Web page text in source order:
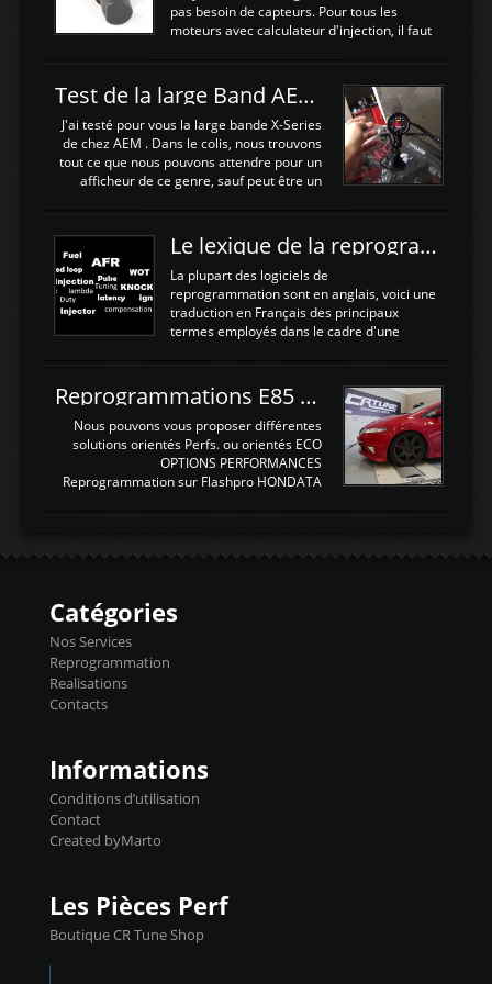
remplacement de la segmentation, ainsi
que la pompe à huile, Joint de culasse HKS,
paire d'arbres a cames HKS est ajoutée
ainsi qu'un turbo GARETT ...
pas besoin de capteurs. Pour tous les
moteurs avec calculateur d'injection, il faut
vilbrequin, Papillon, pedale.Les capteurs de
température; Eau, huile, échappement, air
d'admissionDébimetre (air)Les capteurs de
pression; suralimentation, essence, huile,
Capteurs de vitesse (boite ou roues) Les
Capteurs de position. Les capteurs de
électronique. C'est avec ces ...
Test de la large Band AEM X-Series 30-0300
J'ai testé pour vous la large bande X-Series
de chez AEM . Dans le colis, nous trouvons
tout ce que nous pouvons attendre pour un
afficheur de ce genre, sauf peut être un
https://www.youtube.com/embed/KAVwZKm-
JiU Au Déballage nous trouvons , l'afficheur
très fin et très léger , le faisceau de câbles
pour alimenter la sonde , le cable pour la
sonde AFR et bien sur la sonde. Elle est
d'utilisation très simple , 2 boutons en
fonctions ...
Le lexique de la reprogrammation Moteur
La plupart des logiciels de
reprogrammation sont en anglais, voici une
traduction en Français des principaux
termes employés dans le cadre d'une
N'hésitez pas à commenter si un terme
vous semble mal traduit ou manquant, au
plaisir de lire votre retour sur cet article
NOMTERME
COMPLETTRADUCTIONVALEURS
ATTENDUESIATIntake air
d'admissiontemp ex. pour atmo -30- 80°C
temperaturetemperature ldr moteurtemp
Reprogrammations E85 et SP98 pour Civic Type R FN2
Nous pouvons vous proposer différentes
solutions orientés Perfs. ou orientés ECO
OPTIONS PERFORMANCES
Reprogrammation sur Flashpro HONDATA
Injecteurs + Flashpro 1370€ TTC Le
précise et performante. Vous pourrez
basculer de la carto sans plomb à Ethanol à
l'aide du flashpro OPTION ECONOMIQUES
Reprog SP 98 sur le calculateur d'origine
450€ TTC Un gain d'environ 10cv et 15nm
Catégories
Nos Services
Reprogrammation
Realisations
Contacts
Informations
Conditions d’utilisation
Contact
Created byMarto
Les Pièces Perf
Boutique CR Tune Shop